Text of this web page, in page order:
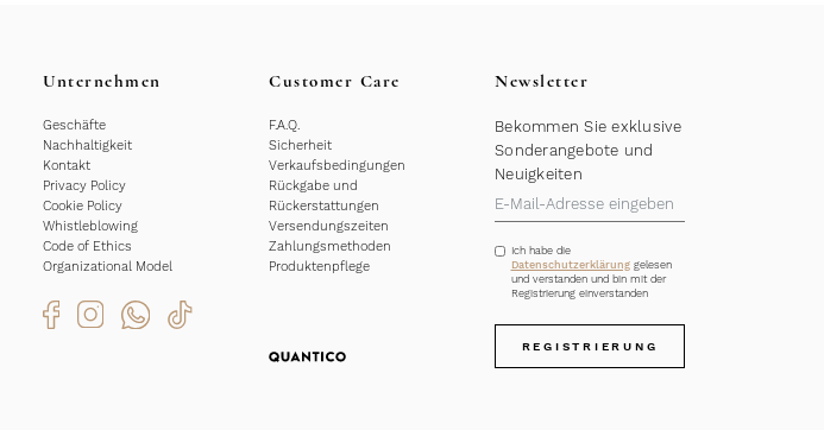
Unternehmen
Geschäfte
Nachhaltigkeit
Kontakt
Privacy Policy
Cookie Policy
Whistleblowing
Code of Ethics
Organizational Model
Customer Care
F.A.Q.
Sicherheit
Verkaufsbedingungen
Rückgabe und
Rückerstattungen
Versendungszeiten
Zahlungsmethoden
Produktenpflege
Newsletter
Bekommen Sie exklusive
Sonderangebote und
Neuigkeiten
Ich habe die
Datenschutzerklärunggelesen
und verstanden und bin mit der
Registrierung einverstanden
REGISTRIERUNG